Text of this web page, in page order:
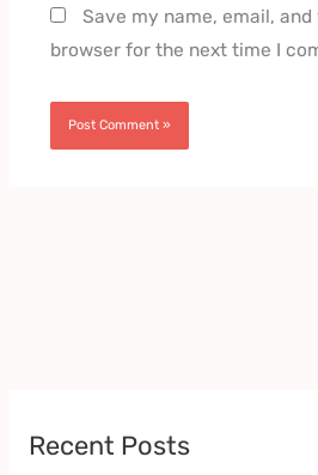
Save my name, email,
browser for the next time I
Recent Posts